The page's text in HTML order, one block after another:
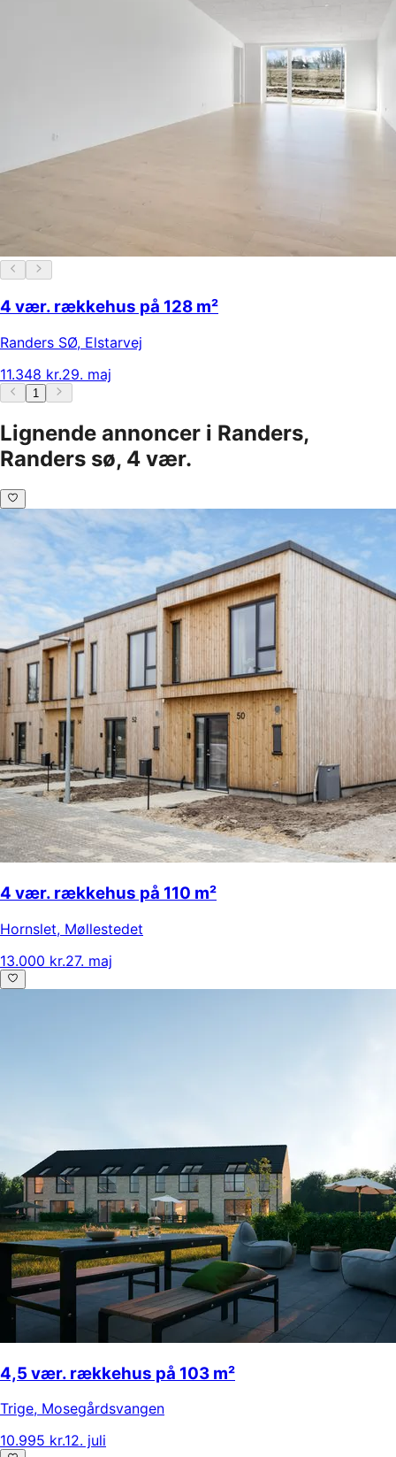
4 vær. rækkehus på 128 m²
Randers SØ, Elstarvej
11.348 kr.29. maj
1
Lignende annoncer i Randers,
Randers sø, 4 vær.
4 vær. rækkehus på 110 m²
Hornslet, Møllestedet
13.000 kr.27. maj
4,5 vær. rækkehus på 103 m²
Trige, Mosegårdsvangen
10.995 kr.12. juli